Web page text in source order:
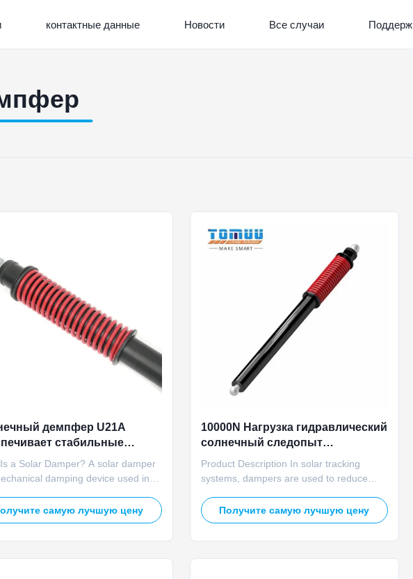
контактные данные Новости Все случаи
демпфер U21A
стабильные
демпфирования
слежения
a Solar Damper? A solar damper
damping device used in
excessive movement caused
loads and dynamic forces. Unlike
самую лучшую цену
10000N Нагрузка гидравлический
солнечный следопыт
амортизатор высокоточность
солнечные панели
Product Description In solar tracking
systems, dampers are used to reduce
due to wind loads or sudden movements
of the tracking mechanism. These
Получите самую лучшую цену